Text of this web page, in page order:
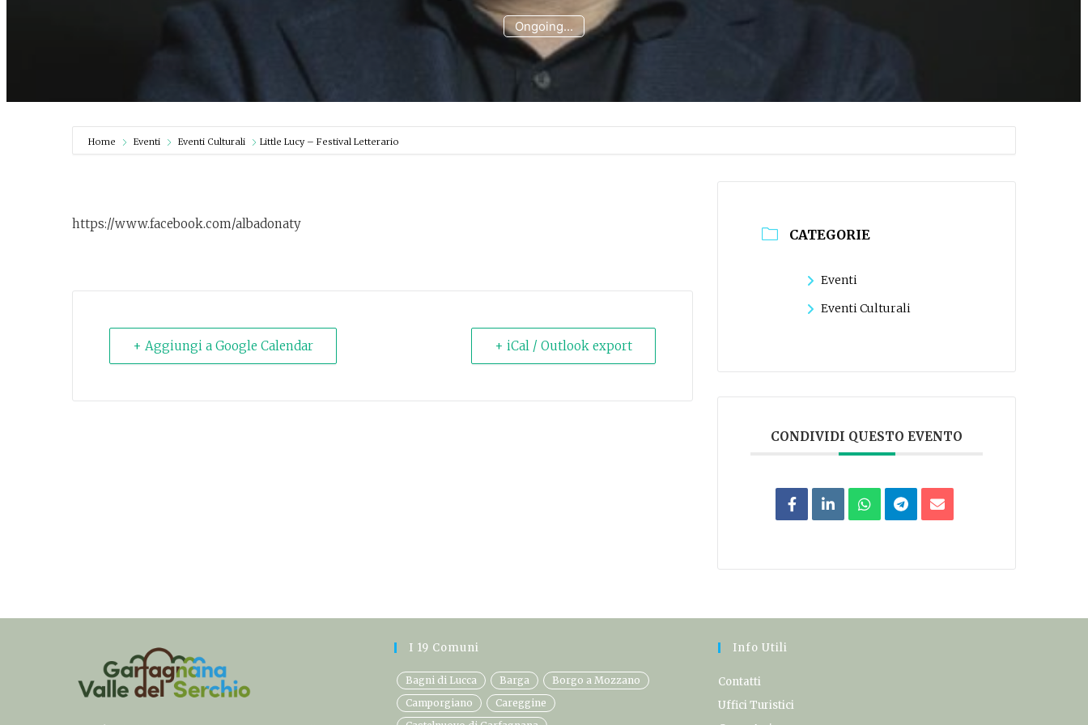
Ongoing...
Home Eventi Eventi Culturali Little Lucy – Festival Letterario
https://www.facebook.com/albadonaty
+ Aggiungi a Google Calendar + iCal / Outlook export
CATEGORIE
Eventi
Eventi Culturali
CONDIVIDI QUESTO EVENTO
I 19 Comuni
Bagni di Lucca Barga
Borgo a Mozzano
Camporgiano
Careggine
Info Utili
Contatti
Uffici Turistici